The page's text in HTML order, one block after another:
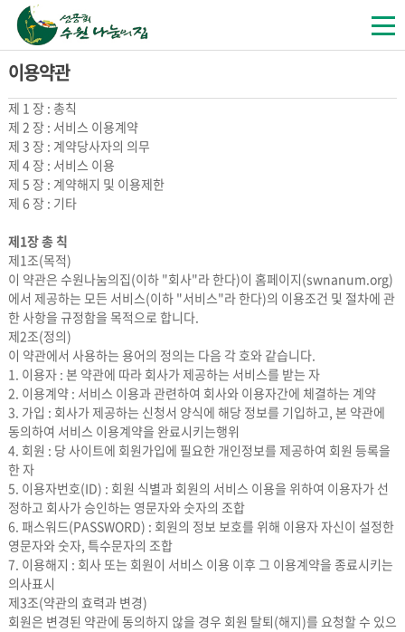
이용약관
제 1 장 : 총칙
제 2 장 : 서비스 이용계약
제 3 장 : 계약당사자의 의무
제 4 장 : 서비스 이용
제 5 장 : 계약해지 및 이용제한
제 6 장 : 기타
제1장 총 칙
제1조(목적)
이 약관은 수원나눔의집(이하 "회사"라 한다)이 홈페이지(swnanum.org)
에서 제공하는 모든 서비스(이하 "서비스"라 한다)의 이용조건 및 절차에 관
한 사항을 규정함을 목적으로 합니다.
제2조(정의)
이 약관에서 사용하는 용어의 정의는 다음 각 호와 같습니다.
1. 이용자 : 본 약관에 따라 회사가 제공하는 서비스를 받는 자
2. 이용계약 : 서비스 이용과 관련하여 회사와 이용자간에 체결하는 계약
3. 가입 : 회사가 제공하는 신청서 양식에 해당 정보를 기입하고, 본 약관에
동의하여 서비스 이용계약을 완료시키는행위
4. 회원 : 당 사이트에 회원가입에 필요한 개인정보를 제공하여 회원 등록을
한 자
5. 이용자번호(ID) : 회원 식별과 회원의 서비스 이용을 위하여 이용자가 선
정하고 회사가 승인하는 영문자와 숫자의 조합
6. 패스워드(PASSWORD) : 회원의 정보 보호를 위해 이용자 자신이 설정한
영문자와 숫자, 특수문자의 조합
7. 이용해지 : 회사 또는 회원이 서비스 이용 이후 그 이용계약을 종료시키는
의사표시
제3조(약관의 효력과 변경)
회원은 변경된 약관에 동의하지 않을 경우 회원 탈퇴(해지)를 요청할 수 있으